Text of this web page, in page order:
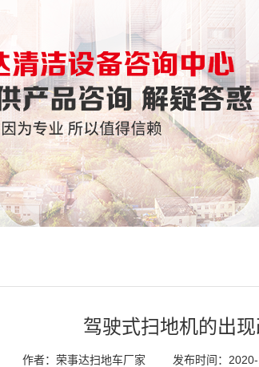
驾驶式扫地机的出
作者：荣事达扫地车厂家 发布时间：